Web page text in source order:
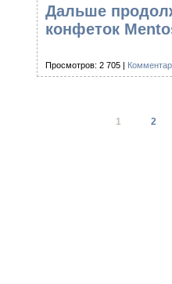
Дальше
конфеток
Просмотров: 2 705 |
1 2